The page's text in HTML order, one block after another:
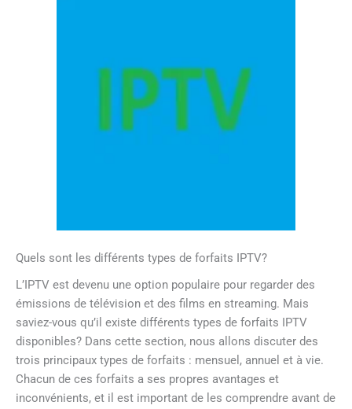
Quels sont les différents types de forfaits IPTV?
L’IPTV est devenu une option populaire pour regarder des
émissions de télévision et des films en streaming. Mais
saviez-vous qu’il existe différents types de forfaits IPTV
disponibles? Dans cette section, nous allons discuter des
trois principaux types de forfaits : mensuel, annuel et à vie.
Chacun de ces forfaits a ses propres avantages et
inconvénients, et il est important de les comprendre avant de